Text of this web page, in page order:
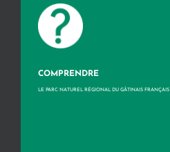
COMPRENDRE
LE PARC NATUREL RÉGIONAL DU GÂTINAIS FRANÇAIS